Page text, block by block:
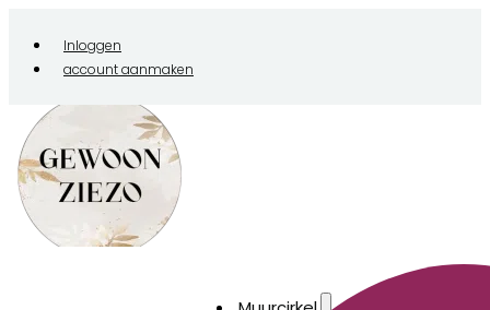
Inloggen
account aanmaken